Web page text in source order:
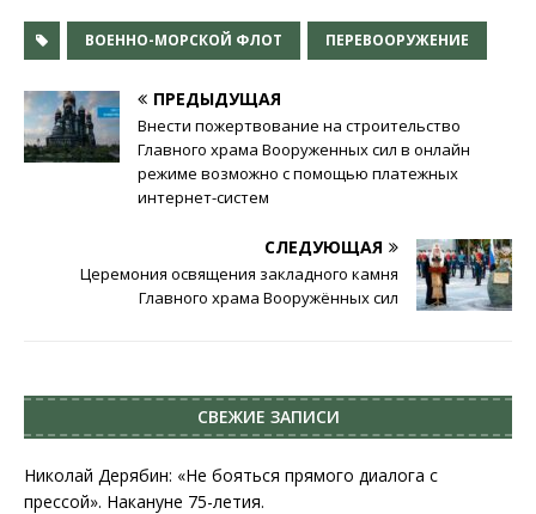
ВОЕННО-МОРСКОЙ ФЛОТ ПЕРЕВООРУЖЕНИЕ
ПРЕДЫДУЩАЯ
Внести пожертвование на строительство
Главного храма Вооруженных сил в онлайн
режиме возможно с помощью платежных
интернет-систем
СЛЕДУЮЩАЯ
Церемония освящения закладного камня
Главного храма Вооружённых сил
СВЕЖИЕ ЗАПИСИ
Николай Дерябин: «Не бояться прямого диалога с
прессой». Накануне 75-летия.